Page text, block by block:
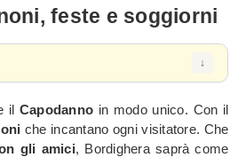
feste e soggiorni
il Capodanno in modo unico. Con il
che incantano ogni visitatore. Che
gli amici, Bordighera saprà come